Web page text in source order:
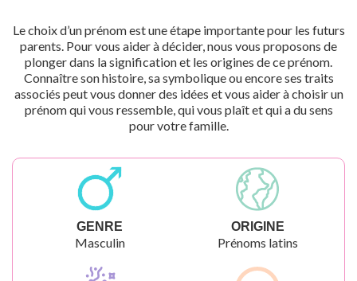
Le choix d’un prénom est une étape importante pour les futurs
parents. Pour vous aider à décider, nous vous proposons de
plonger dans la signification et les origines de ce prénom.
Connaître son histoire, sa symbolique ou encore ses traits
associés peut vous donner des idées et vous aider à choisir un
prénom qui vous ressemble, qui vous plaît et qui a du sens
pour votre famille.
GENRE
Masculin
ORIGINE
Prénoms latins